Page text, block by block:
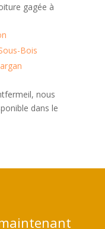
gagée à
Bois
nous
dans le